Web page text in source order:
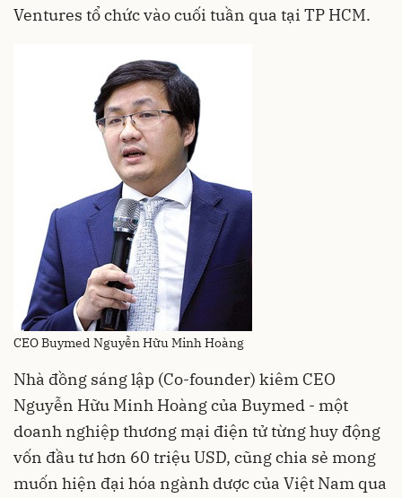
Ventures tổ chức vào cuối tuần qua tại TP HCM.
CEO Buymed Nguyễn Hữu Minh Hoàng
Nhà đồng sáng lập (Co-founder) kiêm CEO
Nguyễn Hữu Minh Hoàng của Buymed - một
doanh nghiệp thương mại điện tử từng huy động
vốn đầu tư hơn 60 triệu USD, cũng chia sẻ mong
muốn hiện đại hóa ngành dược của Việt Nam qua